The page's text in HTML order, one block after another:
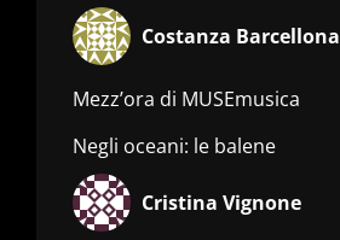
Costanza Barcellona
Mezz’ora di MUSEmusica
Negli oceani: le balene
Cristina Vignone